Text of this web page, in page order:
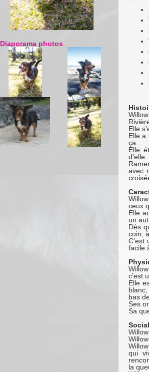
Diaporama photos
Elle
Elle a
ça.
Elle
d'elle.
avec
ceux
Elle
un
Dès
coin,
facile
c’est
Elle
bas
Ses
Sa
qui
la